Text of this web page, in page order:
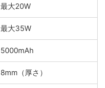
最大20W
最大35W
5000mAh
8mm（厚さ）